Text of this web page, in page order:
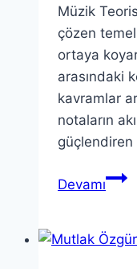
Müzik
çözen
ortaya
arasındaki
kavramlar
notaların
güçlendiren
DevamıMüzik